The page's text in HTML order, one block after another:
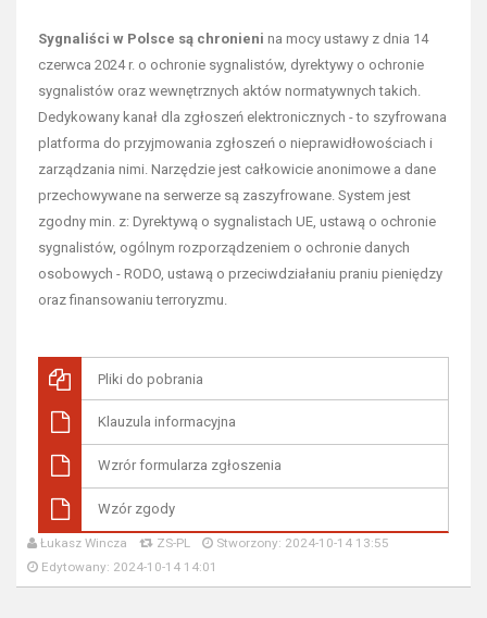
Sygnaliści w Polsce są chronieni na mocy ustawy z dnia 14
czerwca 2024 r. o ochronie sygnalistów, dyrektywy o ochronie
sygnalistów oraz wewnętrznych aktów normatywnych takich.
Dedykowany kanał dla zgłoszeń elektronicznych - to szyfrowana
platforma do przyjmowania zgłoszeń o nieprawidłowościach i
zarządzania nimi. Narzędzie jest całkowicie anonimowe a dane
przechowywane na serwerze są zaszyfrowane. System jest
zgodny min. z: Dyrektywą o sygnalistach UE, ustawą o ochronie
sygnalistów, ogólnym rozporządzeniem o ochronie danych
osobowych - RODO, ustawą o przeciwdziałaniu praniu pieniędzy
oraz finansowaniu terroryzmu.
Pliki do pobrania
Klauzula informacyjna
Wzrór formularza zgłoszenia
Wzór zgody
Łukasz Wincza ZS-PL
Stworzony: 2024-10-14 13:55
Edytowany: 2024-10-14 14:01